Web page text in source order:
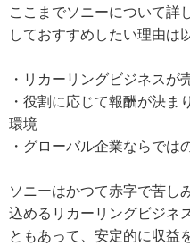
ここまでソニーについて詳
しておすすめしたい理由は
・リカーリングビジネス
・役割に応じて報酬が決
環境
・グローバル企業ならでは
ソニーはかつて赤字で苦し
込めるリカーリングビジネ
ともあって、安定的に収益